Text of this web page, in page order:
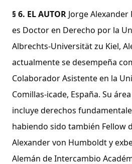
§ 6. EL AUTOR Jorge
es Doctor en Derecho por la
Albrechts-Universität zu Kiel,
actualmente se desempeña
Colaborador Asistente en la
Comillas-icade, España. Su
incluye derechos
habiendo sido también Fellow
Alexander von Humboldt y
Alemán de Intercambio